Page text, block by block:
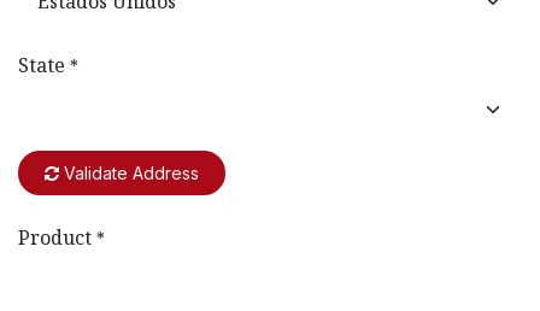
State *
Validate Address
Product *